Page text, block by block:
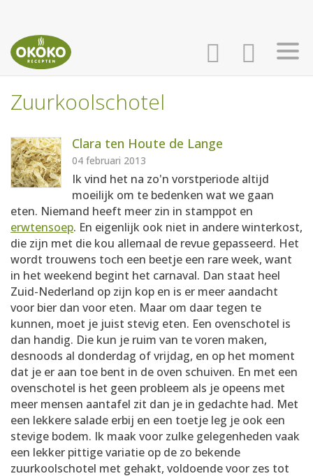
AANMELDEN
HOME
RECEPTEN
WEEKMENU'S
KOOKBOEKEN
Zuurkoolschotel
Clara ten Houte de Lange
04 februari 2013
Ik vind het na zo'n vorstperiode altijd
moeilijk om te bedenken wat we gaan
eten. Niemand heeft meer zin in stamppot en
erwtensoep. En eigenlijk ook niet in andere winterkost,
die zijn met die kou allemaal de revue gepasseerd. Het
wordt trouwens toch een beetje een rare week, want
in het weekend begint het carnaval. Dan staat heel
Zuid-Nederland op zijn kop en is er meer aandacht
voor bier dan voor eten. Maar om daar tegen te
kunnen, moet je juist stevig eten. Een ovenschotel is
dan handig. Die kun je ruim van te voren maken,
desnoods al donderdag of vrijdag, en op het moment
dat je er aan toe bent in de oven schuiven. En met een
ovenschotel is het geen probleem als je opeens met
meer mensen aantafel zit dan je in gedachte had. Met
een lekkere salade erbij en een toetje leg je ook een
stevige bodem. Ik maak voor zulke gelegenheden vaak
een lekker pittige variatie op de zo bekende
zuurkoolschotel met gehakt, voldoende voor zes tot